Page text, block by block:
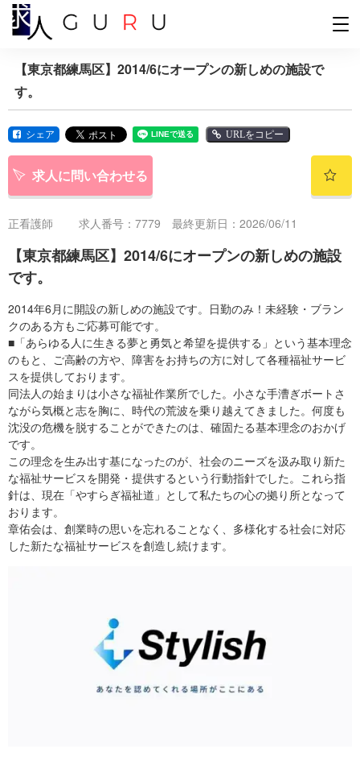
【東京都練馬区】2014/6にオープンの新しめの施設で
す。
シェア URLをコピー
求人に問い合わせる
正看護師 求人番号：7779 最終更新日：2026/06/11
【東京都練馬区】2014/6にオープンの新しめの施設
です。
2014年6月に開設の新しめの施設です。日勤のみ！未経験・ブラン
クのある方もご応募可能です。
■「あらゆる人に生きる夢と勇気と希望を提供する」という基本理念
のもと、ご高齢の方や、障害をお持ちの方に対して各種福祉サービ
スを提供しております。
同法人の始まりは小さな福祉作業所でした。小さな手漕ぎボートさ
ながら気概と志を胸に、時代の荒波を乗り越えてきました。何度も
沈没の危機を脱することができたのは、確固たる基本理念のおかげ
です。
この理念を生み出す基になったのが、社会のニーズを汲み取り新た
な福祉サービスを開発・提供するという行動指針でした。これら指
針は、現在「やすらぎ福祉道」として私たちの心の拠り所となって
おります。
章佑会は、創業時の思いを忘れることなく、多様化する社会に対応
した新たな福祉サービスを創造し続けます。